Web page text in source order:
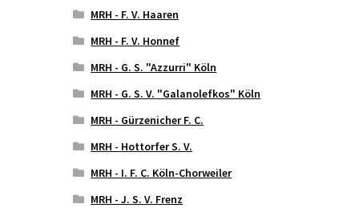
MRH - F. V. Haaren
MRH - F. V. Honnef
MRH - G. S. "Azzurri" Köln
MRH - G. S. V. "Galanolefkos" Köln
MRH - Gürzenicher F. C.
MRH - Hottorfer S. V.
MRH - I. F. C. Köln-Chorweiler
MRH - J. S. V. Frenz